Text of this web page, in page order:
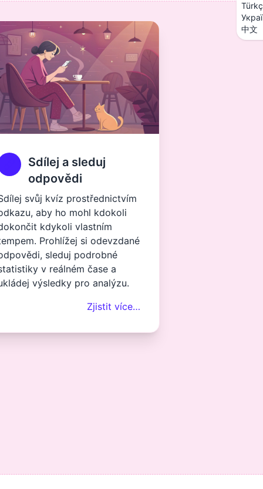
中文
Sdílej a sleduj
odpovědi
svůj kvíz prostřednictvím
aby ho mohl kdokoli
kdykoli vlastním
Prohlížej si odevzdané
sleduj podrobné
v reálném čase a
výsledky pro analýzu.
Zjistit více…